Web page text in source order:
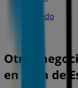
Cerrado
Otros
en Lora de